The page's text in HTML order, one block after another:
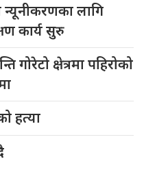
न्यूनीकरणका लागि
कार्य सुरु
गोरेटो क्षेत्रमा पहिरोको
हत्या